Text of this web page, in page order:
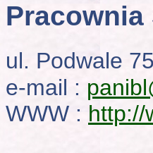
ul. Podwale
e-mail :
WWW : http://